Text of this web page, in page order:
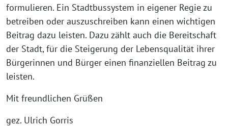
formulieren. Ein Stadtbussystem in eigener Regie zu
betreiben oder auszuschreiben kann einen wichtigen
Beitrag dazu leisten. Dazu zählt auch die Bereitschaft
der Stadt, für die Steigerung der Lebensqualität ihrer
Bürgerinnen und Bürger einen finanziellen Beitrag zu
leisten.
Mit freundlichen Grüßen
gez. Ulrich Gorris